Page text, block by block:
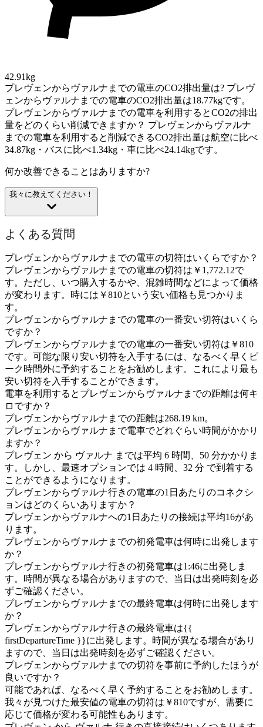
42.91kg
プレヴェンからヴァルナまでの電車のCO2排出量は? プレヴ
ェンからヴァルナまでの電車のCO2排出量は18.77kgです。
プレヴェンからヴァルナまでの電車を利用するとCO2の排出
量をどのくらい削減できますか？ プレヴェンからヴァルナ
までの電車を利用すると削減できるCO2排出量は航空に比べ
34.87kg・バスに比べ1.34kg・車に比べ24.14kgです。
何か改善できることはありますか?
我々に教えてください！
よくある質問
プレヴェンからヴァルナまでの電車の切符はいくらですか？
プレヴェンからヴァルナまでの電車の切符は￥1,772.12で
す。ただし、いつ購入するかや、混雑時間などによって価格
が変わります。時には￥810という安い価格も見つかりま
す。
プレヴェンからヴァルナまでの電車の一番安い切符はいくら
ですか？
プレヴェンからヴァルナまでの電車の一番安い切符は￥810
です。可能な限り安い切符を入手するには、なるべく早くピ
ーク時間外に予約することをお勧めします。これにより最も
安い切符を入手することができます。
電車を利用するとプレヴェンからヴァルナまでの距離は何キ
ロですか？
プレヴェンからヴァルナまでの距離は268.19 km。
プレヴェンからヴァルナまで電車でどれぐらい時間がかかり
ますか？
プレヴェン から ヴァルナ までは平均 6 時間、50 分かかりま
す。しかし、最速オプションでは 4 時間、32 分 で到着する
ことができるようになります。
プレヴェンからヴァルナ行きの電車の1日あたりのコネクシ
ョンはどのくらいありますか？
プレヴェンからヴァルナへの1日あたりの接続は平均16があ
ります。
プレヴェンからヴァルナまでの初発電車は何時に出発します
か？
プレヴェンからヴァルナ行きの初発電車は1:46に出発しま
す。時間が異なる場合がありますので、当日は出発時刻を必
ずご確認ください。
プレヴェンからヴァルナまでの最終電車は何時に出発します
か？
プレヴェンからヴァルナ行きの最終電車は{{
firstDepartureTime }}に出発します。時間が異なる場合があり
ますので、当日は出発時刻を必ずご確認ください。
プレヴェンからヴァルナまでの切符を事前に予約したほうが
良いですか？
可能であれば、なるべく早く予約することをお勧めします。
我々が見つけた最安値の電車の切符は￥810ですが、需要に
応じて価格が変わる可能性もあります。